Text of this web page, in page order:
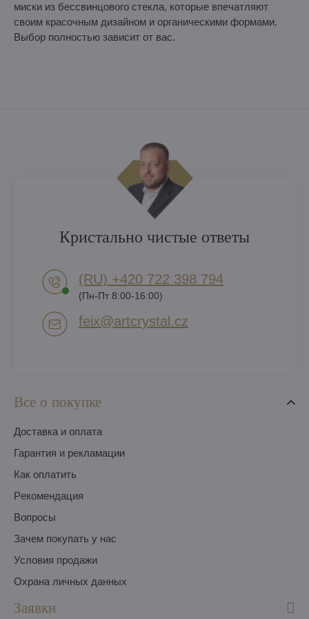
миски из бессвинцового стекла, которые впечатляют
своим красочным дизайном и органическими формами.
Выбор полностью зависит от вас.
Все о покупке
Доставка и оплата
Гарантия и рекламации
Как оплатить
Pекомендация
Вопросы
Зачем покупать у нас
Условия продажи
Охрана личных данных
Заявки
Кристально чистые ответы
(RU) +420 722 398 794​
(Пн-Пт 8:00-16:00)
feix​@artcrystal​.cz